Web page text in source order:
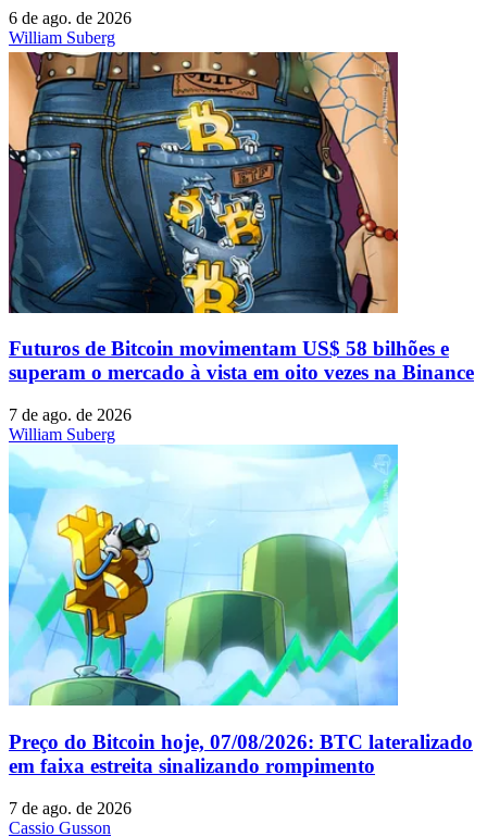
6 de ago. de 2026
William Suberg
Futuros de Bitcoin movimentam US$ 58 bilhões e
superam o mercado à vista em oito vezes na Binance
7 de ago. de 2026
William Suberg
Preço do Bitcoin hoje, 07/08/2026: BTC lateralizado
em faixa estreita sinalizando rompimento
7 de ago. de 2026
Cassio Gusson